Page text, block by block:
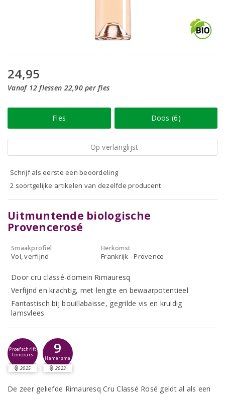
24,95
Vanaf 12 flessen 22,90 per fles
Fles Doos (6)
Op verlanglijst
Schrijf als eerste een beoordeling
2 soortgelijke artikelen van dezelfde producent
Uitmuntende biologische
Provencerosé
Smaakprofiel
Vol, verfijnd
Herkomst
Frankrijk - Provence
Door cru classé-domein Rimauresq
Verfijnd en krachtig, met lengte en bewaarpotentieel
Fantastisch bij bouillabaisse, gegrilde vis en kruidig
lamsvlees
Proefschrift
Concours
2025
9
Hamersma
2023
De zeer geliefde Rimauresq Cru Classé Rosé geldt al als een